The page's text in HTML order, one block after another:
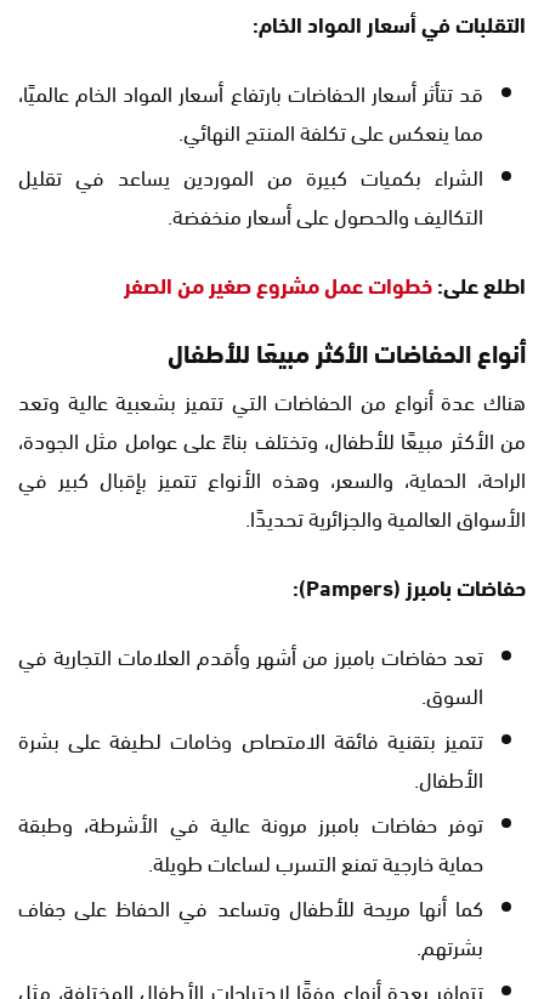
التقلبات في أسعار المواد الخام:
قد تتأثر أسعار الحفاضات بارتفاع أسعار المواد الخام عالميًا،
مما ينعكس على تكلفة المنتج النهائي.
الشراء بكميات كبيرة من الموردين يساعد في تقليل
التكاليف والحصول على أسعار منخفضة.
اطلع على:خطوات عمل مشروع صغير من الصفر
أنواع الحفاضات الأكثر مبيعًا للأطفال
هناك عدة أنواع من الحفاضات التي تتميز بشعبية عالية وتعد
من الأكثر مبيعًا للأطفال، وتختلف بناءً على عوامل مثل الجودة،
الراحة، الحماية، والسعر، وهذه الأنواع تتميز بإقبال كبير في
الأسواق العالمية والجزائرية تحديدًا.
حفاضات بامبرز (Pampers):
تعد حفاضات بامبرز من أشهر وأقدم العلامات التجارية في
السوق.
تتميز بتقنية فائقة الامتصاص وخامات لطيفة على بشرة
الأطفال.
توفر حفاضات بامبرز مرونة عالية في الأشرطة، وطبقة
حماية خارجية تمنع التسرب لساعات طويلة.
كما أنها مريحة للأطفال وتساعد في الحفاظ على جفاف
بشرتهم.
تتوافر بعدة أنواع وفقًا لاحتياجات الأطفال المختلفة، مثل